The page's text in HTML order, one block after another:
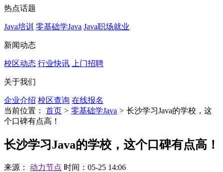
热点话题
Java培训 零基础学Java Java职场就业
新闻动态
校区动态 行业快讯 上门招聘
关于我们
企业介绍 校区查询 在线报名
当前位置：
首页 > 零基础学Java > 长沙学习Java的学校，这
个口碑有点高！
长沙学习Java的学校，这个口碑有点高！
来源： 动力节点 时间：05-25 14:06